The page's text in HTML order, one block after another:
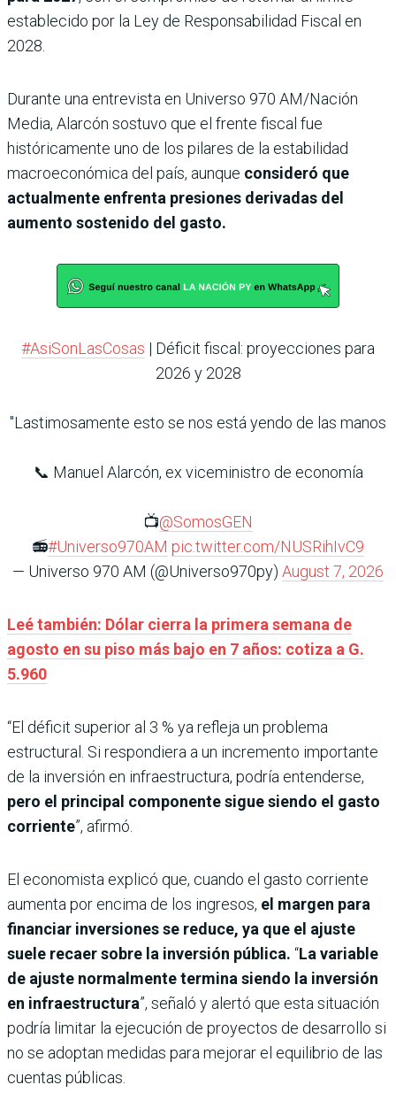
establecido por la Ley de Responsabilidad Fiscal en
2028.
Durante una entrevista en Universo 970 AM/Nación
Media, Alarcón sostuvo que el frente fiscal fue
históricamente uno de los pilares de la estabilidad
macroeconómica del país, aunque consideró que
actualmente enfrenta presiones derivadas del
aumento sostenido del gasto.
#AsiSonLasCosas | Déficit fiscal: proyecciones para
2026 y 2028
"Lastimosamente esto se nos está yendo de las manos
📞 Manuel Alarcón, ex viceministro de economía
📺@SomosGEN
📻#Universo970AM pic.twitter.com/NUSRihIvC9
— Universo 970 AM (@Universo970py) August 7, 2026
Leé también: Dólar cierra la primera semana de
agosto en su piso más bajo en 7 años: cotiza a G.
5.960
“El déficit superior al 3 % ya refleja un problema
estructural. Si respondiera a un incremento importante
de la inversión en infraestructura, podría entenderse,
pero el principal componente sigue siendo el gasto
corriente”, afirmó.
El economista explicó que, cuando el gasto corriente
aumenta por encima de los ingresos, el margen para
financiar inversiones se reduce, ya que el ajuste
suele recaer sobre la inversión pública. “La variable
de ajuste normalmente termina siendo la inversión
en infraestructura”, señaló y alertó que esta situación
podría limitar la ejecución de proyectos de desarrollo si
no se adoptan medidas para mejorar el equilibrio de las
cuentas públicas.